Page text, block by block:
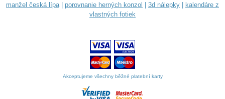
manžel česká lípa| porovnanie herných konzol 3d nálepky
kalendáre z
vlastných fotiek
Akceptujeme všechny běžné platební karty